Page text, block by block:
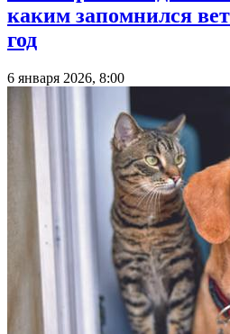
каким запомнился
год
6 января 2026, 8:00